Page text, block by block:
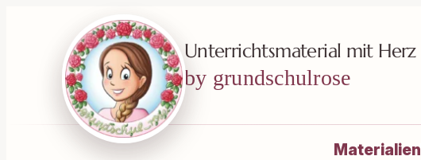
Unterrichtsmaterial mit Herz
by grundschulrose
Materialsuche
Materialien